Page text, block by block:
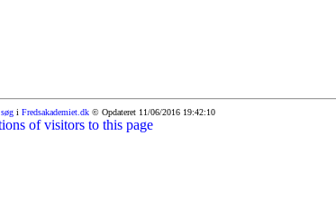
søgi Fredsakademiet.dk © Opdateret 11/06/2016 19:42:10